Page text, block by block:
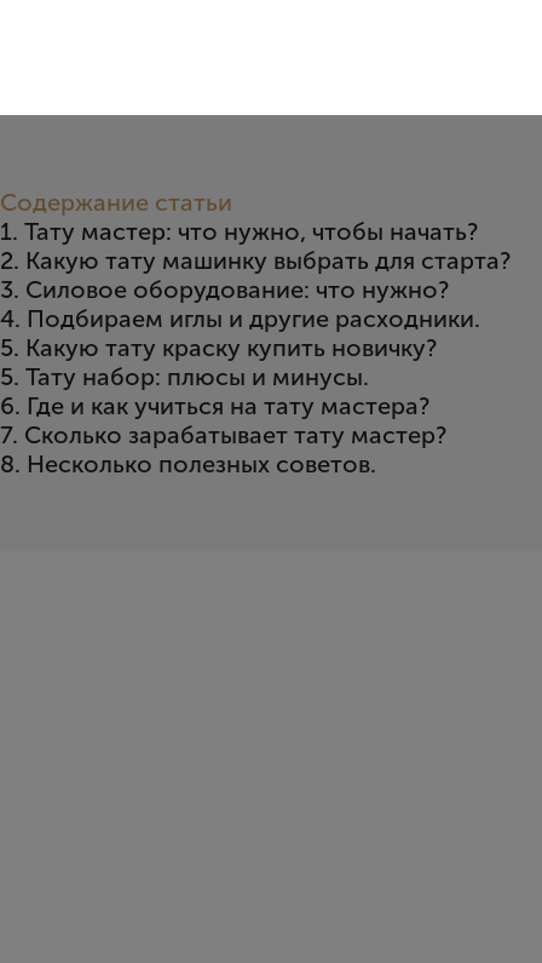
Содержание статьи
1. Тату мастер: что нужно, чтобы начать?
2. Какую тату машинку выбрать для старта?
3. Силовое оборудование: что нужно?
4. Подбираем иглы и другие расходники.
5. Какую тату краску купить новичку?
5. Тату набор: плюсы и минусы.
6. Где и как учиться на тату мастера?
7. Сколько зарабатывает тату мастер?
8. Несколько полезных советов.